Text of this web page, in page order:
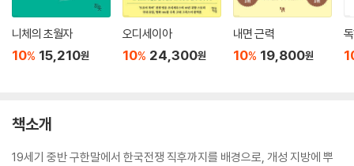
니체의 초월자
10% 15,210원
오디세이아
10% 24,300원
내면 근력
10% 19,800원
책소개
19세기 중반 구한말에서 한국전쟁 직후까지를 배경으로, 개성 지방에 뿌